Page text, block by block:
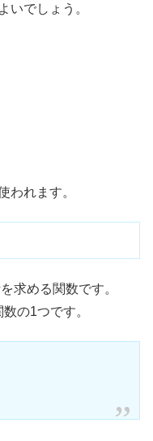
いでしょう。
われます。
求める関数です。
の1つです。